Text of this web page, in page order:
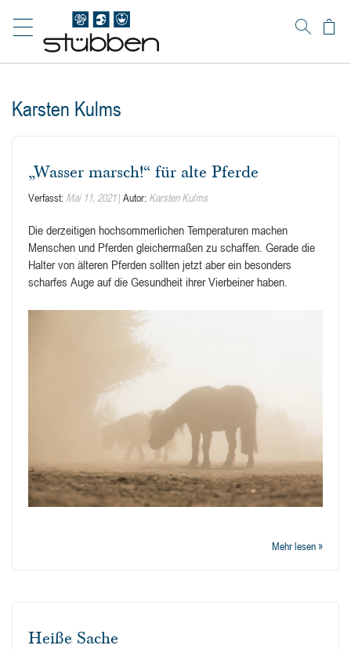
Suche
Karsten Kulms
„Wasser marsch!“ für alte Pferde
Verfasst: Mai 11, 2021 Autor: Karsten Kulms
Die derzeitigen hochsommerlichen Temperaturen machen
Menschen und Pferden gleichermaßen zu schaffen. Gerade die
Halter von älteren Pferden sollten jetzt aber ein besonders
scharfes Auge auf die Gesundheit ihrer Vierbeiner haben.
Mehr lesen »
Heiße Sache